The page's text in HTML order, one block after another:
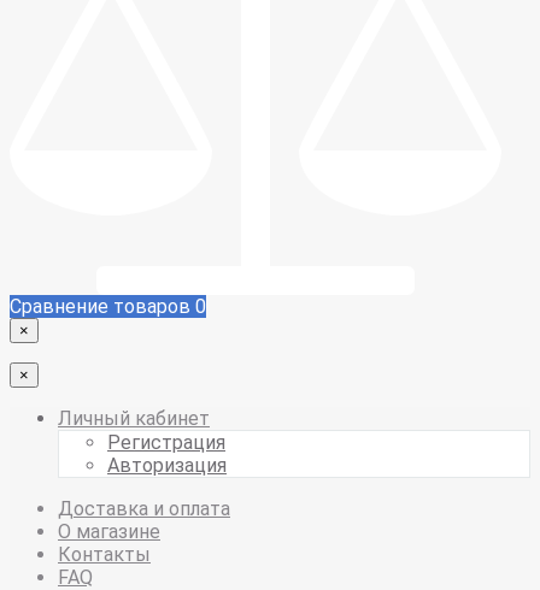
Сравнение товаров 0
×
×
Личный кабинет
Регистрация
Авторизация
Доставка и оплата
О магазине
Контакты
FAQ